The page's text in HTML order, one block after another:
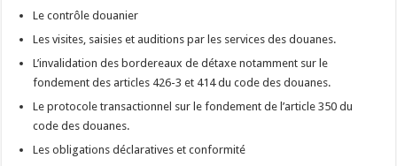
Le contrôle douanier
Les visites, saisies et auditions par les services des douanes.
L’invalidation des bordereaux de détaxe notamment sur le
fondement des articles 426-3 et 414 du code des douanes.
Le protocole transactionnel sur le fondement de l’article 350 du
code des douanes.
Les obligations déclaratives et conformité